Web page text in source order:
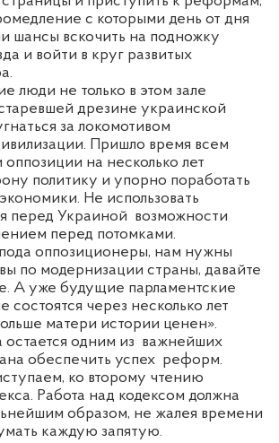
с которыми день от дня
шансы вскочить на подножку
и войти в круг развитых
люди не только в этом зале
дрезине украинской
за локомотивом
Пришло время всем
оппозиции на несколько лет
политику и упорно поработать
Не использовать
перед Украиной возможности
перед потомками.
оппозиционеры, нам нужны
по модернизации страны, давайте
А уже будущие парламентские
состоятся через несколько лет
матери истории ценен».
остается одним из важнейших
обеспечить успех реформ.
ко второму чтению
Работа над кодексом должна
образом, не жалея времени
каждую запятую.